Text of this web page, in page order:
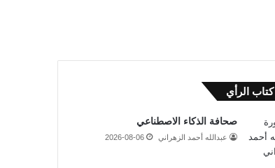
كتاب الرأي
صحافة الذكاء الاصطناعي
عبدالله أحمد الزهراني 2026-08-06